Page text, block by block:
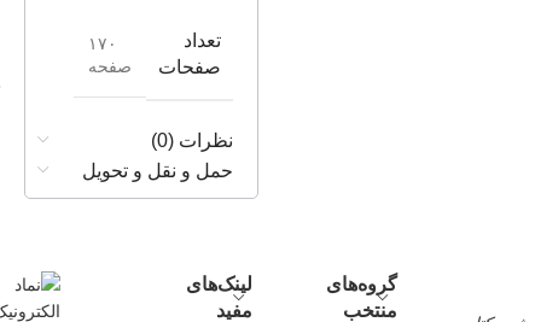
تعداد
صفحات
۱۷۰
صفحه
نظرات (0)
حمل و نقل و تحویل
گروه‌های
منتخب
لینک‌های
مفید